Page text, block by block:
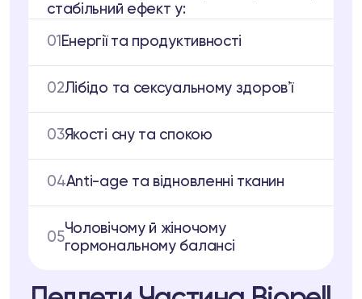
стабільний ефект у:
01 Eнергії та продуктивності
02Лібідо та сексуальному здоровʼї
03Якості сну та спокою
04Anti-age та відновленні тканин
05
Чоловічому й жіночому
гормональному балансі